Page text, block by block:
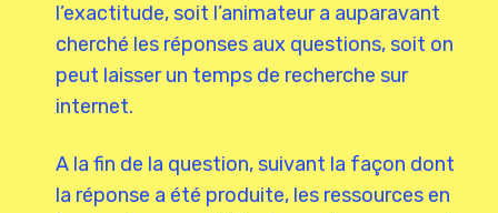
l’exactitude, soit l’animateur a auparavant
cherché les réponses aux questions, soit on
peut laisser un temps de recherche sur
internet.
A la fin de la question, suivant la façon dont
la réponse a été produite, les ressources en